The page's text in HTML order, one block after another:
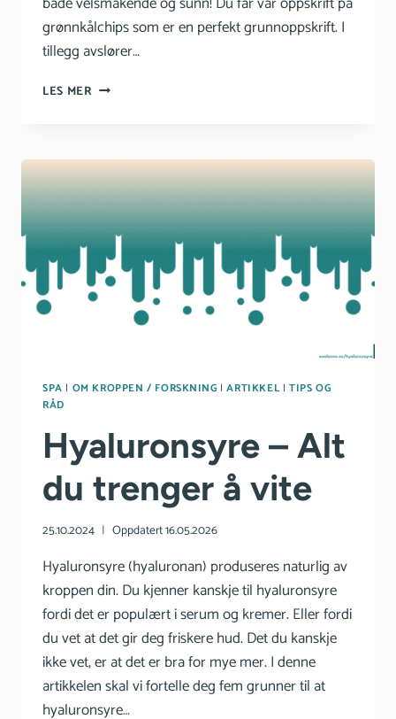
grønnkålchips som er en perfekt grunnoppskrift. I
tillegg avslører…
LES MER GRØNNKÅLCHIPS
TIL
DINE
CHIPS!
SPA | OM KROPPEN / FORSKNING |ARTIKKEL|TIPS OG
RÅD
Hyaluronsyre – Alt
du trenger å vite
25.10.2024 Oppdatert16.05.2026
Hyaluronsyre (hyaluronan) produseres naturlig av
kroppen din. Du kjenner kanskje til hyaluronsyre
fordi det er populært i serum og kremer. Eller fordi
du vet at det gir deg friskere hud. Det du kanskje
ikke vet, er at det er bra for mye mer. I denne
artikkelen skal vi fortelle deg fem grunner til at
hyaluronsyre…